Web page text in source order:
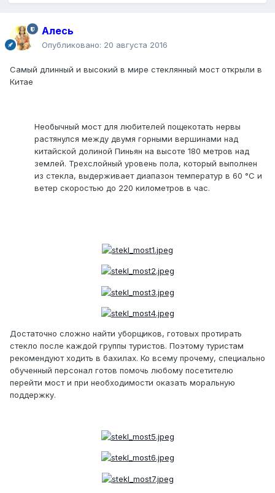
Алесь
Опубликовано: 20 августа 2016
Самый длинный и высокий в мире стеклянный мост открыли в
Китае
Необычный мост для любителей пощекотать нервы
растянулся между двумя горными вершинами над
китайской долиной Пиньян на высоте 180 метров над
землей. Трехслойный уровень пола, который выполнен
из стекла, выдерживает диапазон температур в 60 °C и
ветер скоростью до 220 километров в час.
Достаточно сложно найти уборщиков, готовых протирать
стекло после каждой группы туристов. Поэтому туристам
рекомендуют ходить в бахилах. Ко всему прочему, специально
обученный персонал готов помочь любому посетителю
перейти мост и при необходимости оказать моральную
поддержку.